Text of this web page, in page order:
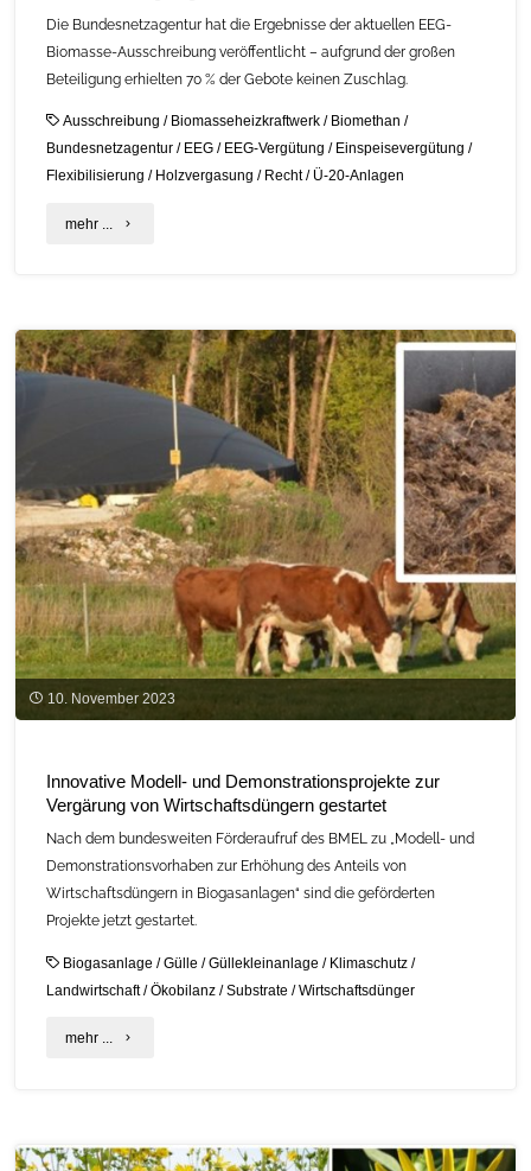
Die Bundesnetzagentur hat die Ergebnisse der aktuellen EEG-
Biomasse-Ausschreibung veröffentlicht – aufgrund der großen
Beteiligung erhielten 70 % der Gebote keinen Zuschlag.
Ausschreibung / Biomasseheizkraftwerk / Biomethan /
Bundesnetzagentur/ EEG/ EEG-Vergütung / Einspeisevergütung /
Flexibilisierung / Holzvergasung / Recht/ Ü-20-Anlagen
mehr ... "Ausschreibungsergebnisse
10. November 2023
Innovative Modell- und Demonstrationsprojekte zur
Vergärung von Wirtschaftsdüngern gestartet
Nach dem bundesweiten Förderaufruf des BMEL zu „Modell- und
Demonstrationsvorhaben zur Erhöhung des Anteils von
Wirtschaftsdüngern in Biogasanlagen“ sind die geförderten
Projekte jetzt gestartet.
Biogasanlage /Gülle /Güllekleinanlage / Klimaschutz /
Landwirtschaft/Ökobilanz/Substrate /Wirtschaftsdünger
mehr ... "Innovative
Demonstrationsprojekte